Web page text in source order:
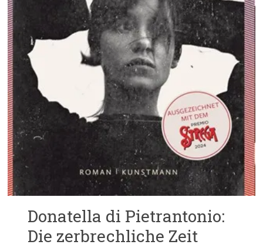
Donatella di Pietrantonio:
Die zerbrechliche Zeit